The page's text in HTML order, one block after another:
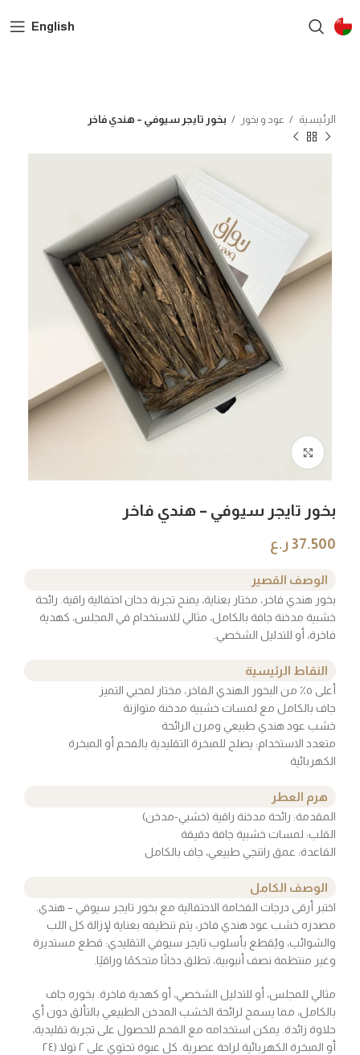
English
الرئيسية عود و بخور بخور تايجر سيوفي – هندي فاخر
SOLD OUT
بخور تايجر سيوفي – هندي فاخر
37.500 ر.ع
الوصف القصير
بخور هندي فاخر، مختار بعناية، يمنح تجربة دخان احتفالية راقية. رائحة
خشبية مدخنة جافة بالكامل، مثالي للاستخدام في المجلس، كهدية
فاخرة، أو للتدليل الشخصي.
النقاط الرئيسية
أعلى ٥٪ من البخور الهندي الفاخر، مختار لمحبي التميز
جاف بالكامل مع لمسات خشبية مدخنة متوازنة
خشب عود هندي طبيعي ومرن الرائحة
متعدد الاستخدام: يصلح للمبخرة التقليدية بالفحم أو المبخرة
الكهربائية
هرم العطر
المقدمة: رائحة مدخنة راقية (خشبي-مدخن)
القلب: لمسات خشبية جافة دقيقة
القاعدة: عمق راتنجي طبيعي، جاف بالكامل
الوصف الكامل
اختبر أرقى درجات الفخامة الاحتفالية مع بخور تايجر سيوفي – هندي.
مصدره خشب عود هندي فاخر، يتم تنظيفه بعناية لإزالة كل اللب
والشوائب، ويُقطع بأسلوب تايجر سيوفي التقليدي: قطع مستديرة
وغير منتظمة نصف أنبوبية، تطلق دخانًا متحكمًا وراقيًا.
مثالي للمجلس، أو للتدليل الشخصي، أو كهدية فاخرة. بخوره جاف
بالكامل، مما يسمح لرائحة الخشب المدخن الطبيعي بالتألق دون أي
حلاوة زائدة. يمكن استخدامه مع الفحم للحصول على تجربة تقليدية،
أو المبخرة الكهربائية لراحة عصرية. كل عبوة تحتوي على ٢ تولا (٢٤